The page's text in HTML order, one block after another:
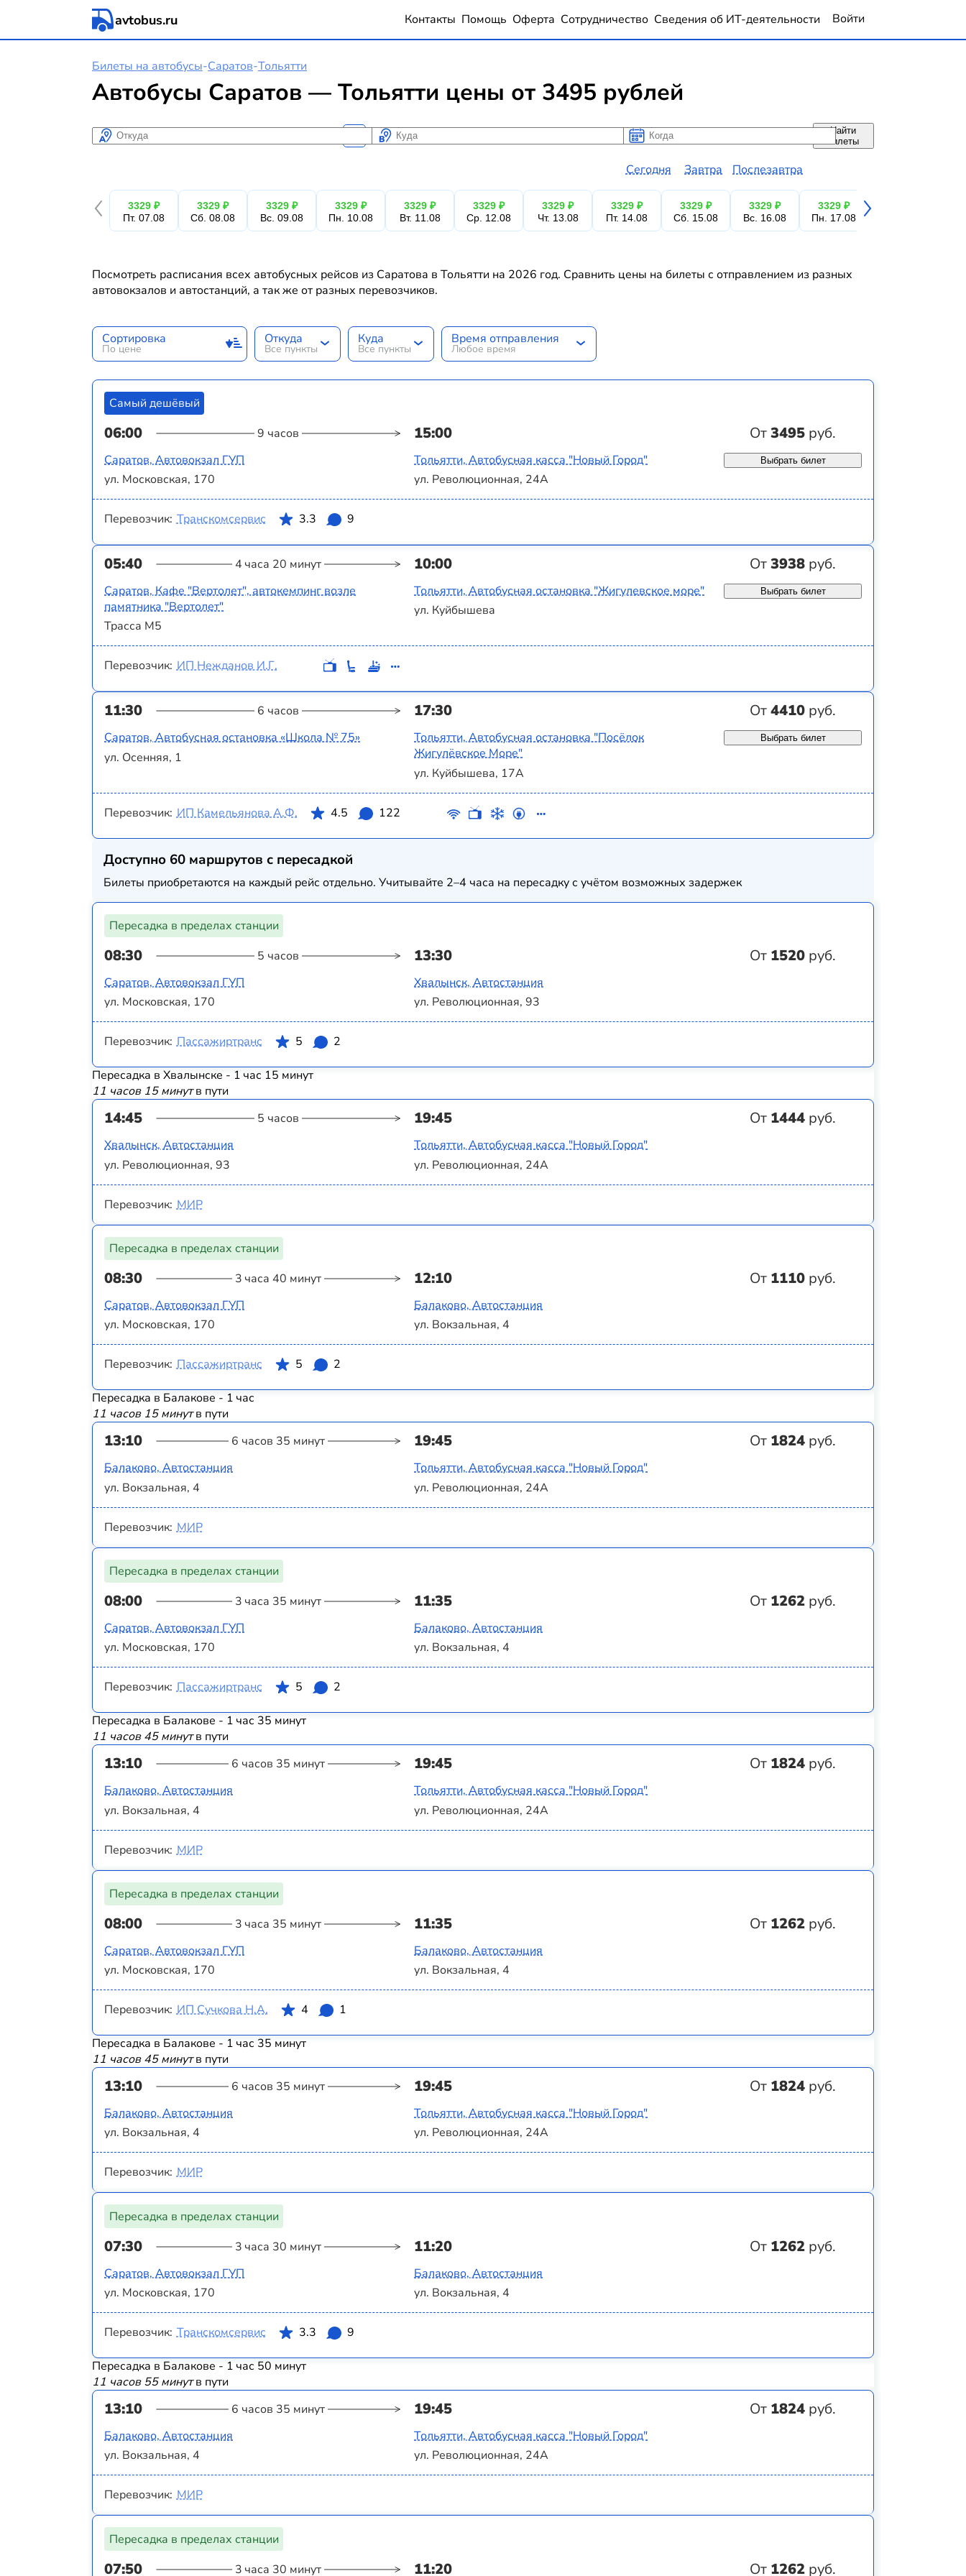
avtobus.ru Контакты Помощь Оферта Сотрудничество Сведения об ИТ-деятельности Войти
Билеты на автобусы-Саратов-Тольятти
Автобусы Саратов — Тольятти цены от 3495 рублей
Откуда Куда Когда
Когда
Сегодня Завтра Послезавтра
Найти
билеты
3329 ₽
Пт. 07.08
3329 ₽
Сб. 08.08
3329 ₽
Вс. 09.08
3329 ₽
Пн. 10.08
3329 ₽
Вт. 11.08
3329 ₽
Ср. 12.08
3329 ₽
Чт. 13.08
3329 ₽
Пт. 14.08
3329 ₽
Сб. 15.08
3329 ₽
Вс. 16.08
3329 ₽
Пн. 17.08
Посмотреть расписания всех автобусных рейсов из Саратова в Тольятти на 2026 год. Сравнить цены на билеты с отправлением из разных
автовокзалов и автостанций, а так же от разных перевозчиков.
Сортировка
По цене
Откуда
Все пункты
Куда
Все пункты
Время отправления
Любое время
Самый дешёвый
06:00 9 часов 15:00 От3495 руб.
Саратов, Автовокзал ГУП
ул. Московская, 170
Тольятти, Автобусная касса "Новый Город"
ул. Революционная, 24А
Выбрать билет
Перевозчик: Транскомсервис 3.3 9
05:40 4 часа 20 минут 10:00 От3938 руб.
Саратов, Кафе "Вертолет", автокемпинг возле
памятника "Вертолет"
Трасса М5
Тольятти, Автобусная остановка "Жигулевское море"
ул. Куйбышева
Выбрать билет
Перевозчик: ИП Нежданов И.Г.
11:30 6 часов 17:30 От4410 руб.
Саратов, Автобусная остановка «Школа № 75»
ул. Осенняя, 1
Тольятти, Автобусная остановка "Посёлок
Жигулёвское Море"
ул. Куйбышева, 17А
Выбрать билет
Перевозчик: ИП Камельянова А.Ф. 4.5 122
Доступно 60 маршрутов с пересадкой
Билеты приобретаются на каждый рейс отдельно. Учитывайте 2–4 часа на пересадку с учётом возможных задержек
Пересадка в пределах станции
08:30 5 часов 13:30 От 1520 руб.
Саратов, Автовокзал ГУП
ул. Московская, 170
Хвалынск, Автостанция
ул. Революционная, 93
Перевозчик: Пассажиртранс 5 2
Пересадка в Хвалынске - 1 час 15 минут
11 часов 15 минутв пути
14:45 5 часов 19:45 От 1444 руб.
Хвалынск, Автостанция
ул. Революционная, 93
Тольятти, Автобусная касса "Новый Город"
ул. Революционная, 24А
Перевозчик: МИР
Пересадка в пределах станции
08:30 3 часа 40 минут 12:10 От 1110 руб.
Саратов, Автовокзал ГУП
ул. Московская, 170
Балаково, Автостанция
ул. Вокзальная, 4
Перевозчик: Пассажиртранс 5 2
Пересадка в Балакове - 1 час
11 часов 15 минутв пути
13:10 6 часов 35 минут 19:45 От 1824 руб.
Балаково, Автостанция
ул. Вокзальная, 4
Тольятти, Автобусная касса "Новый Город"
ул. Революционная, 24А
Перевозчик: МИР
Пересадка в пределах станции
08:00 3 часа 35 минут 11:35 От 1262 руб.
Саратов, Автовокзал ГУП
ул. Московская, 170
Балаково, Автостанция
ул. Вокзальная, 4
Перевозчик: Пассажиртранс 5 2
Пересадка в Балакове - 1 час 35 минут
11 часов 45 минутв пути
13:10 6 часов 35 минут 19:45 От 1824 руб.
Балаково, Автостанция
ул. Вокзальная, 4
Тольятти, Автобусная касса "Новый Город"
ул. Революционная, 24А
Перевозчик: МИР
Пересадка в пределах станции
08:00 3 часа 35 минут 11:35 От 1262 руб.
Саратов, Автовокзал ГУП
ул. Московская, 170
Балаково, Автостанция
ул. Вокзальная, 4
Перевозчик: ИП Сучкова Н.А. 4 1
Пересадка в Балакове - 1 час 35 минут
11 часов 45 минутв пути
13:10 6 часов 35 минут 19:45 От 1824 руб.
Балаково, Автостанция
ул. Вокзальная, 4
Тольятти, Автобусная касса "Новый Город"
ул. Революционная, 24А
Перевозчик: МИР
Пересадка в пределах станции
07:30 3 часа 30 минут 11:20 От 1262 руб.
Саратов, Автовокзал ГУП
ул. Московская, 170
Балаково, Автостанция
ул. Вокзальная, 4
Перевозчик: Транскомсервис 3.3 9
Пересадка в Балакове - 1 час 50 минут
11 часов 55 минутв пути
13:10 6 часов 35 минут 19:45 От 1824 руб.
Балаково, Автостанция
ул. Вокзальная, 4
Тольятти, Автобусная касса "Новый Город"
ул. Революционная, 24А
Перевозчик: МИР
Пересадка в пределах станции
07:50 3 часа 30 минут 11:20 От 1262 руб.